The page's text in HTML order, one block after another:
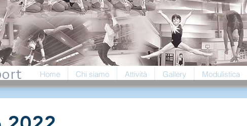
Home Chi siamo Attività Gallery Modulistica